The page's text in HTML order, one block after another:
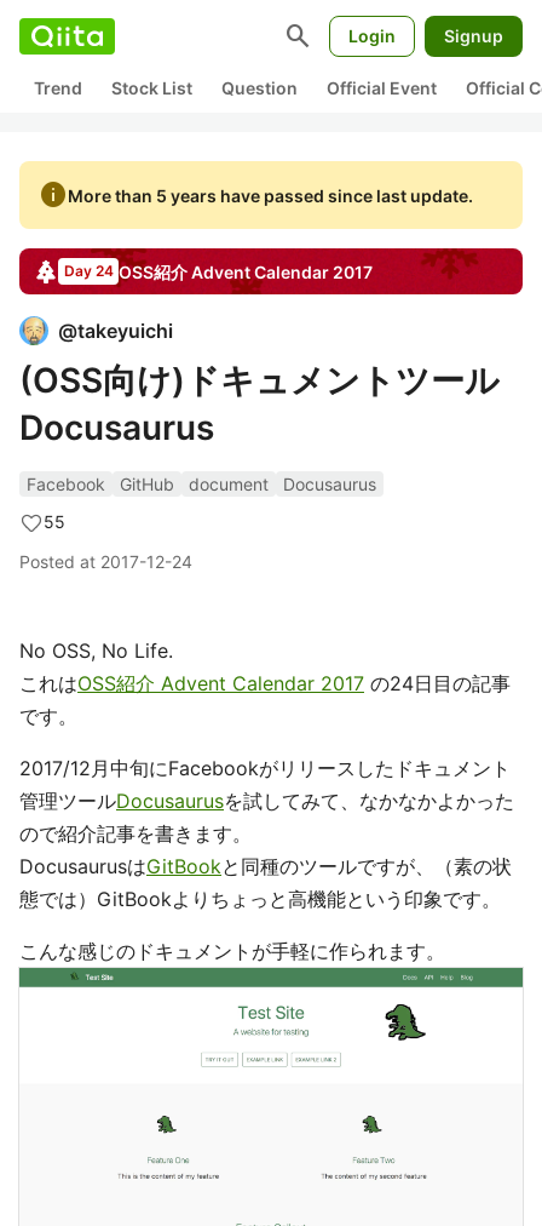
search Login Signup
Trend Stock List Question Official Event Official
infoMore than 5 years have passed since last update.
Day 24 OSS紹介Advent Calendar 2017
@takeyuichi
(OSS向け)ドキュメントツール
Docusaurus
Facebook GitHub document
Docusaurus
55
Posted at 2017-12-24
No OSS, No Life.
これはOSS紹介 Advent Calendar 2017 の24日目の記事
です。
2017/12月中旬にFacebookがリリースしたドキュメント
管理ツールDocusaurusを試してみて、なかなかよかった
ので紹介記事を書きます。
DocusaurusはGitBookと同種のツールですが、（素の状
態では）GitBookよりちょっと高機能という印象です。
こんな感じのドキュメントが手軽に作られます。